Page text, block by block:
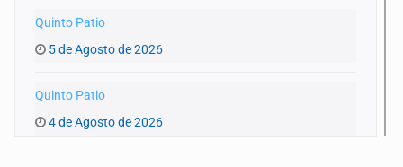
Quinto Patio
5 de Agosto de 2026
Quinto Patio
4 de Agosto de 2026